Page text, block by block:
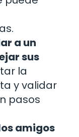
a un
sus
la
y validar
pasos
amigos